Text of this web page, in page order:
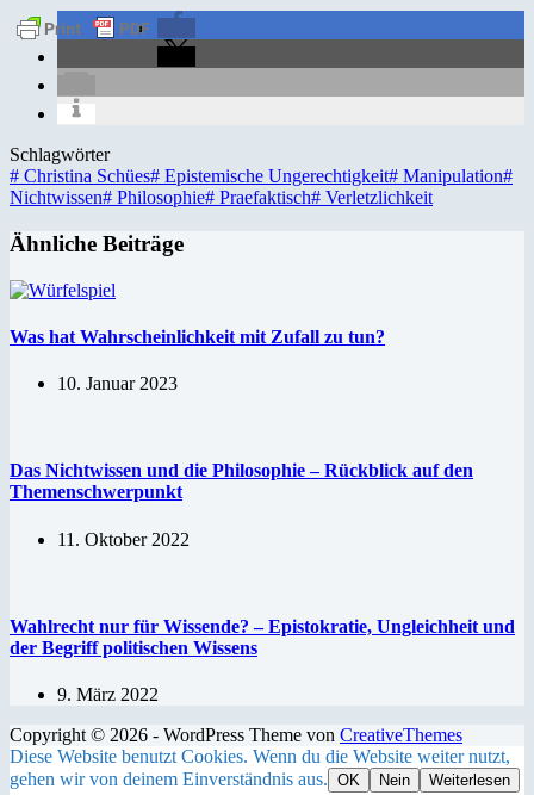
Schlagwörter
# Christina Schües# Epistemische Ungerechtigkeit# Manipulation#
Nichtwissen# Philosophie# Praefaktisch# Verletzlichkeit
Ähnliche Beiträge
Was hat Wahrscheinlichkeit mit Zufall zu tun?
10. Januar 2023
Das Nichtwissen und die Philosophie – Rückblick auf den
Themenschwerpunkt
11. Oktober 2022
Wahlrecht nur für Wissende? – Epistokratie, Ungleichheit und
der Begriff politischen Wissens
9. März 2022
Copyright © 2026 - WordPress Theme von CreativeThemes
Diese Website benutzt Cookies. Wenn du die Website weiter nutzt,
gehen wir von deinem Einverständnis aus. OK Nein Weiterlesen